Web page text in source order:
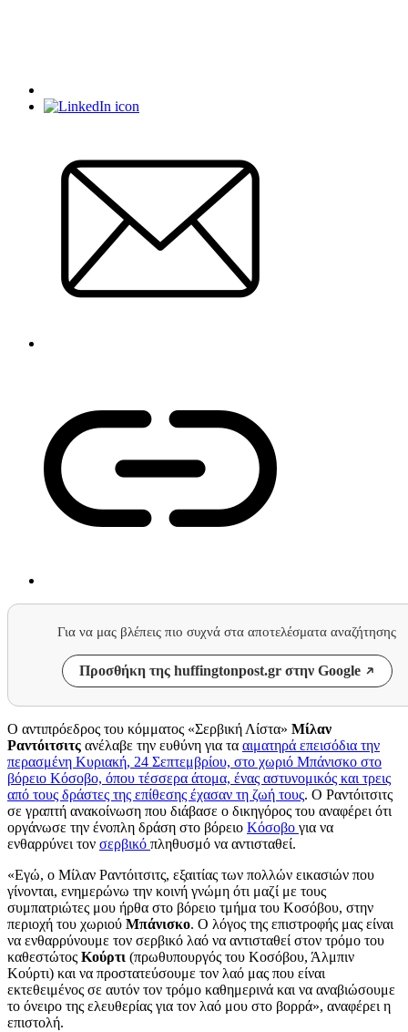
Για να μας βλέπεις πιο συχνά στα αποτελέσματα αναζήτησης
Προσθήκη της huffingtonpost.gr στην Google
Ο αντιπρόεδρος του κόμματος «Σερβική Λίστα» Μίλαν
Ραντόιτσιτς ανέλαβε την ευθύνη για τα αιματηρά επεισόδια την
περασμένη Κυριακή, 24 Σεπτεμβρίου, στο χωριό Μπάνισκο στο
βόρειο Κόσοβο, όπου τέσσερα άτομα, ένας αστυνομικός και τρεις
από τους δράστες της επίθεσης έχασαν τη ζωή τους. Ο Ραντόιτσιτς
σε γραπτή ανακοίνωση που διάβασε ο δικηγόρος του αναφέρει ότι
οργάνωσε την ένοπλη δράση στο βόρειο Κόσοβο για να
ενθαρρύνει τον σερβικό πληθυσμό να αντισταθεί.
«Εγώ, ο Μίλαν Ραντόιτσιτς, εξαιτίας των πολλών εικασιών που
γίνονται, ενημερώνω την κοινή γνώμη ότι μαζί με τους
συμπατριώτες μου ήρθα στο βόρειο τμήμα του Κοσόβου, στην
περιοχή του χωριού Μπάνισκο. Ο λόγος της επιστροφής μας είναι
να ενθαρρύνουμε τον σερβικό λαό να αντισταθεί στον τρόμο του
καθεστώτος Κούρτι (πρωθυπουργός του Κοσόβου, Άλμπιν
Κούρτι) και να προστατεύσουμε τον λαό μας που είναι
εκτεθειμένος σε αυτόν τον τρόμο καθημερινά και να αναβιώσουμε
το όνειρο της ελευθερίας για τον λαό μου στο βορρά», αναφέρει η
επιστολή.